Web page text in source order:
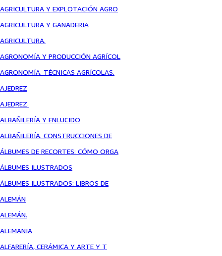
AGRICULTURA Y EXPLOTACIÓN AGRO
AGRICULTURA Y GANADERIA
AGRICULTURA.
AGRONOMÍA Y PRODUCCIÓN AGRÍCOL
AGRONOMÍA. TÉCNICAS AGRÍCOLAS.
AJEDREZ
AJEDREZ.
ALBAÑILERÍA Y ENLUCIDO
ALBAÑILERÍA. CONSTRUCCIONES DE
ÁLBUMES DE RECORTES: CÓMO ORGA
ÁLBUMES ILUSTRADOS
ÁLBUMES ILUSTRADOS: LIBROS DE
ALEMÁN
ALEMÁN.
ALEMANIA
ALFARERÍA, CERÁMICA Y ARTE Y T